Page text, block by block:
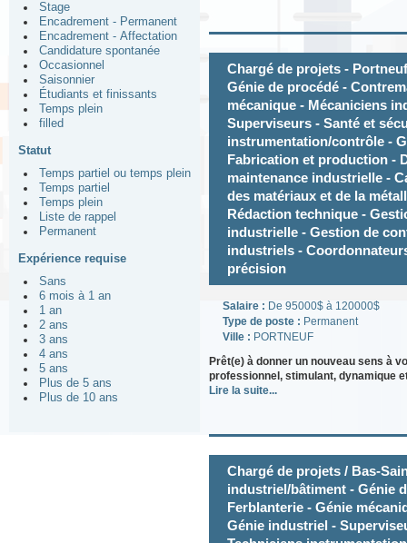
Stage
Encadrement - Permanent
Encadrement - Affectation
Candidature spontanée
Occasionnel
Saisonnier
Étudiants et finissants
Temps plein
filled
Statut
Temps partiel ou temps plein
Temps partiel
Temps plein
Liste de rappel
Permanent
Expérience requise
Sans
6 mois à 1 an
1 an
2 ans
3 ans
4 ans
5 ans
Plus de 5 ans
Plus de 10 ans
Chargé de projets -
Génie de procédé -
mécanique - Mécaniciens
Superviseurs - Santé et
instrumentation/contrôle -
Fabrication et production -
maintenance industrielle -
des matériaux et de la
Rédaction technique -
industrielle - Gestion de
industriels -
précision
Salaire : De 95000$ à 120000$
Type de poste : Permanent
Ville : PORTNEUF
Prêt(e) à donner un nouveau sens à
professionnel, stimulant, dynamique
Lire la suite...
Chargé de projets / Bas-
industriel/bâtiment - Génie
Ferblanterie - Génie
Génie industriel -